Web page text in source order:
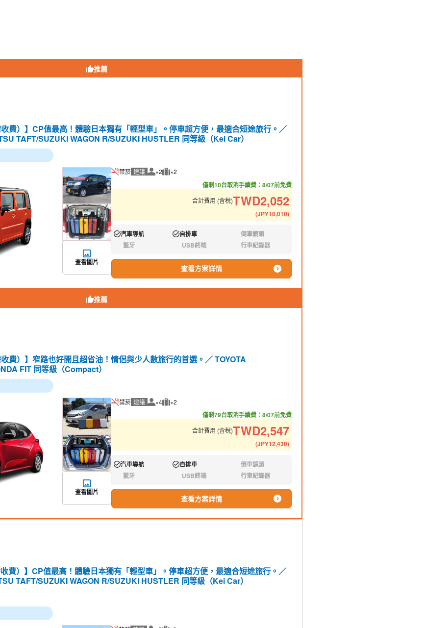
推薦
收費）】CP值最高！體驗日本獨有「輕型車」。停車超方便，最適合短途旅行。／
TAFT/SUZUKI WAGON R/SUZUKI HUSTLER 同等級（Kei Car）
查看圖片
禁菸 建議 建議人數
×2 建議行李數量
×2
僅剩10台取消手續費：8/07前免費
合計費用 (含稅)TWD2,052
(JPY10,010)
有:汽車導航 有:自排車 倒車鏡頭
藍牙 USB終端 行車紀錄器
查看方案詳情
推薦
費）】窄路也好開且超省油！情侶與少人數旅行的首選。／ TOYOTA
FIT 同等級（Compact）
查看圖片
禁菸 建議 建議人數
×4 建議行李數量
×2
僅剩79台取消手續費：8/07前免費
合計費用 (含稅)TWD2,547
(JPY12,430)
有:汽車導航 有:自排車 倒車鏡頭
藍牙 USB終端 行車紀錄器
查看方案詳情
費）】CP值最高！體驗日本獨有「輕型車」。停車超方便，最適合短途旅行。／
TAFT/SUZUKI WAGON R/SUZUKI HUSTLER 同等級（Kei Car）